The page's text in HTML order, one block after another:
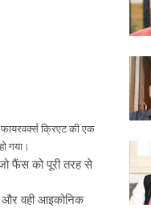
क्रिएट की एक
गया।
फैंस को पूरी तरह से
वही आइकोनिक